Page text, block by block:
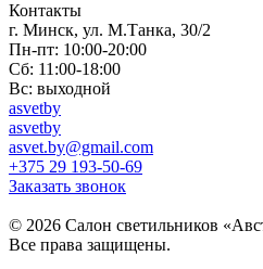
Контакты
г. Минск, ул. М.Танка, 30/2
Пн-пт: 10:00-20:00
Сб: 11:00-18:00
Вс: выходной
asvetby
asvetby
asvet.by@gmail.com
+375 29 193-50-69
Заказать звонок
© 2026 Салон светильников
Все права защищены.